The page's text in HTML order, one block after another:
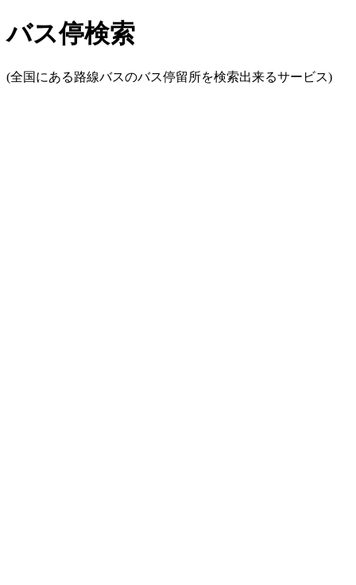
バス停検索
(全国にある路線バスのバス停留所を検索出来るサービス)